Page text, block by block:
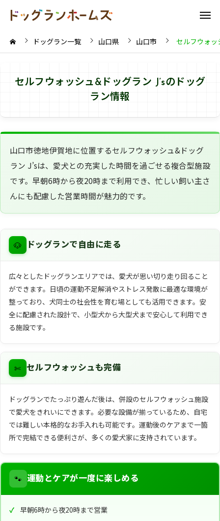
ドッグラン一覧 山口県 山口市 セルフウォッ
セルフウォッシュ&ドッグラン J’sのドッグ
ラン情報
山口市徳地伊賀地に位置するセルフウォッシュ&ドッグ
ラン J’sは、愛犬との充実した時間を過ごせる複合型施設
です。早朝6時から夜20時まで利用でき、忙しい飼い主さ
んにも配慮した営業時間が魅力的です。
🐶 ドッグランで自由に走る
広々としたドッグランエリアでは、愛犬が思い切り走り回ること
ができます。日頃の運動不足解消やストレス発散に最適な環境が
整っており、犬同士の社会性を育む場としても活用できます。安
全に配慮された設計で、小型犬から大型犬まで安心して利用でき
る施設です。
✄ セルフウォッシュも完備
ドッグランでたっぷり遊んだ後は、併設のセルフウォッシュ施設
で愛犬をきれいにできます。必要な設備が揃っているため、自宅
では難しい本格的なお手入れも可能です。運動後のケアまで一箇
所で完結できる便利さが、多くの愛犬家に支持されています。
🐾 運動とケアが一度に楽しめる
早朝6時から夜20時まで営業